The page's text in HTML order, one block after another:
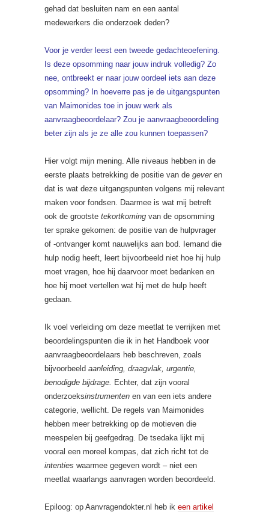
gehad dat besluiten nam en een aantal
medewerkers die onderzoek deden?
Voor je verder leest een tweede gedachteoefening.
Is deze opsomming naar jouw indruk volledig? Zo
nee, ontbreekt er naar jouw oordeel iets aan deze
opsomming? In hoeverre pas je de uitgangspunten
van Maimonides toe in jouw werk als
aanvraagbeoordelaar? Zou je aanvraagbeoordeling
beter zijn als je ze alle zou kunnen toepassen?
Hier volgt mijn mening. Alle niveaus hebben in de
eerste plaats betrekking de positie van de geveren
dat is wat deze uitgangspunten volgens mij relevant
maken voor fondsen. Daarmee is wat mij betreft
ook de grootste tekortkoming van de opsomming
ter sprake gekomen: de positie van de hulpvrager
of -ontvanger komt nauwelijks aan bod. Iemand die
hulp nodig heeft, leert bijvoorbeeld niet hoe hij hulp
moet vragen, hoe hij daarvoor moet bedanken en
hoe hij moet vertellen wat hij met de hulp heeft
gedaan.
Ik voel verleiding om deze meetlat te verrijken met
beoordelingspunten die ik in het Handboek voor
aanvraagbeoordelaars heb beschreven, zoals
bijvoorbeeld aanleiding, draagvlak, urgentie,
benodigde bijdrage. Echter, dat zijn vooral
onderzoeksinstrumenten en van een iets andere
categorie, wellicht. De regels van Maimonides
hebben meer betrekking op de motieven die
meespelen bij geefgedrag. De tsedaka lijkt mij
vooral een moreel kompas, dat zich richt tot de
intenties waarmee gegeven wordt – niet een
meetlat waarlangs aanvragen worden beoordeeld.
Epiloog: op Aanvragendokter.nl heb ik een artikel